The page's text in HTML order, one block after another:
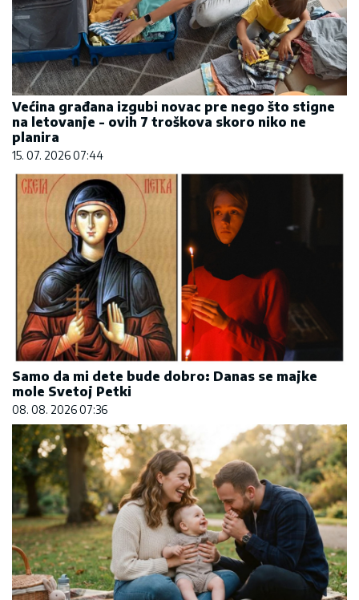
Većina građana izgubi novac pre nego što stigne
na letovanje - ovih 7 troškova skoro niko ne
planira
15. 07. 2026 07:44
Samo da mi dete bude dobro: Danas se majke
mole Svetoj Petki
08. 08. 2026 07:36